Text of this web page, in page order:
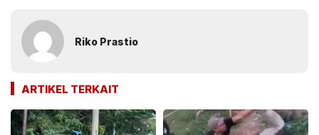
Riko Prastio
ARTIKEL TERKAIT